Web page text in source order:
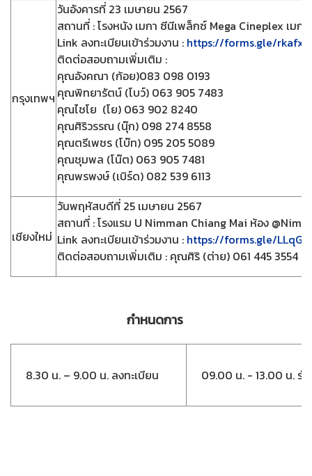
กรุงเทพฯ
วันอังคารที่ 23 เมษายน 2567
สถานที่ : โรงหนัง เมกา ซีนีเพล็กซ์ Mega Cineplex เมกา
Link ลงทะเบียนเข้าร่วมงาน : https://forms.gle/
ติดต่อสอบถามเพิ่มเติม :
คุณอังคณา (ก้อย)083 098 0193
คุณพิทยารัตน์ (โบว์) 063 905 7483
คุณไชโย (โย) 063 902 8240
คุณศิริวรรณ (นุ๊ก) 098 274 8558
คุณตรีเพชร (โบ๊ท) 095 205 5089
คุณชุมพล (โน๊ต) 063 905 7481
คุณพรพงษ์ (เบิร์ด) 082 539 6113
เชียงใหม่
วันพฤหัสบดีที่ 25 เมษายน 2567
สถานที่ : โรงแรม U Nimman Chiang Mai ห้อง
Link ลงทะเบียนเข้าร่วมงาน : https://forms.gle/
ติดต่อสอบถามเพิ่มเติม : คุณศิริ (ต่าย) 061 445 3554
กำหนดการ
8.30 น. – 9.00 น. ลงทะเบียน 09.00 น. - 13.00 น. ร่ว